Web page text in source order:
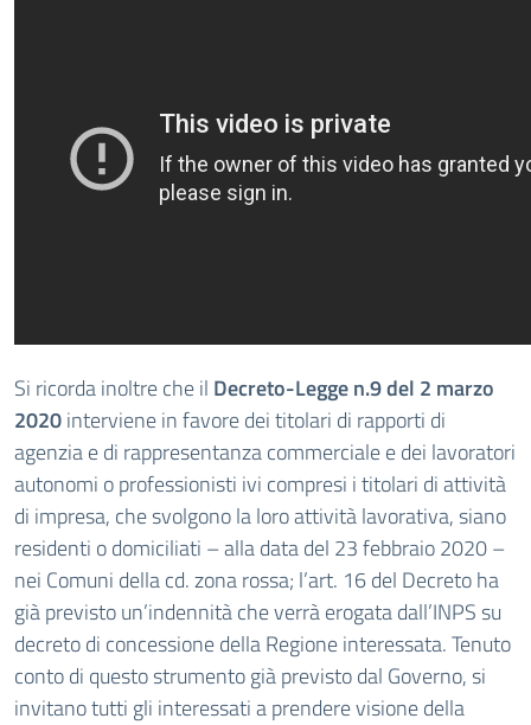
Si ricorda inoltre che il Decreto-Legge n.9 del 2 marzo
2020interviene in favore dei titolari di rapporti di
agenzia e di rappresentanza commerciale e dei lavoratori
autonomi o professionisti ivi compresi i titolari di attività
di impresa, che svolgono la loro attività lavorativa, siano
residenti o domiciliati – alla data del 23 febbraio 2020 –
nei Comuni della cd. zona rossa; l’art. 16 del Decreto ha
già previsto un’indennità che verrà erogata dall’INPS su
decreto di concessione della Regione interessata. Tenuto
conto di questo strumento già previsto dal Governo, si
invitano tutti gli interessati a prendere visione della